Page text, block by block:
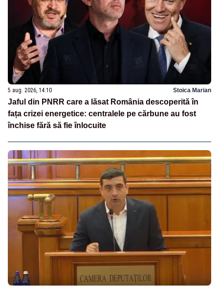
5 aug. 2026, 14:10 Stoica Marian
Jaful din PNRR care a lăsat România descoperită în
fața crizei energetice: centralele pe cărbune au fost
închise fără să fie înlocuite